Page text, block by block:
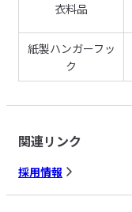
衣料品
紙製ハンガーフッ
ク
関連リンク
採用情報